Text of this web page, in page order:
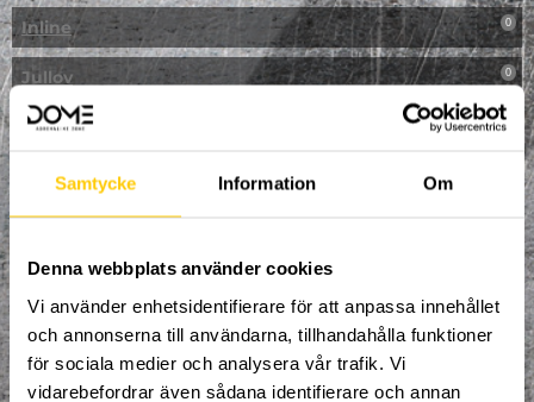
Samtycke Information Om
Denna webbplats använder cookies
Vi använder enhetsidentifierare för att anpassa innehållet
och annonserna till användarna, tillhandahålla funktioner
för sociala medier och analysera vår trafik. Vi
vidarebefordrar även sådana identifierare och annan
Inline 0
Jullov 0
Kampanj 0
Kickbike
Klättring
LAN
Multisport